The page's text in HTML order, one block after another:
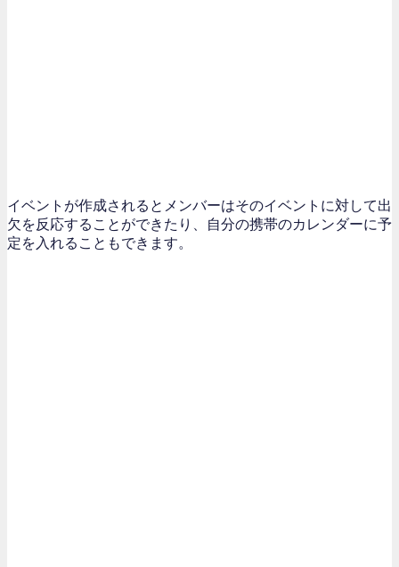
イベントが作成されるとメンバーはそのイベントに対して出
欠を反応することができたり、自分の携帯のカレンダーに予
定を入れることもできます。